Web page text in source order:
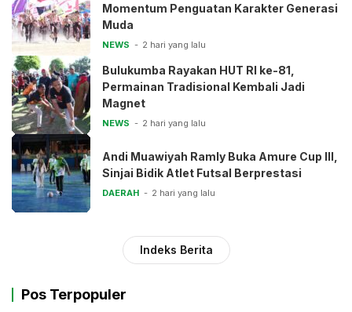
Momentum Penguatan Karakter Generasi
Muda
NEWS 2 hari yang lalu
Bulukumba Rayakan HUT RI ke-81,
Permainan Tradisional Kembali Jadi
Magnet
NEWS 2 hari yang lalu
Andi Muawiyah Ramly Buka Amure Cup III,
Sinjai Bidik Atlet Futsal Berprestasi
DAERAH 2 hari yang lalu
Indeks Berita
Pos Terpopuler